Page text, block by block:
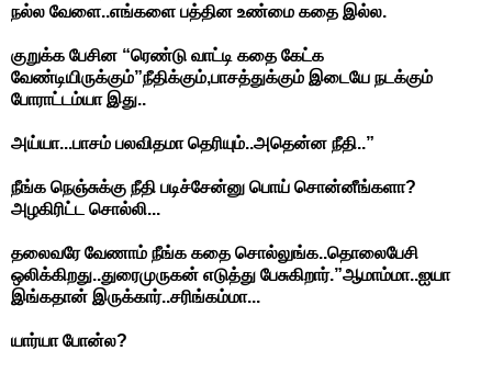
நல்ல வேளை..எங்களை பத்தின உண்மை கதை இல்ல.
குறுக்க பேசின “ரெண்டு வாட்டி கதை கேட்க
வேண்டியிருக்கும்”நீதிக்கும்,பாசத்துக்கும் இடையே நடக்கும்
போராட்டம்யா இது..
அய்யா...பாசம் பலவிதமா தெரியும்..அதென்ன நீதி..”
நீங்க நெஞ்சுக்கு நீதி படிச்சேன்னு பொய் சொன்னீங்களா?
அழகிரிட்ட சொல்லி...
தலைவரே வேணாம் நீங்க கதை சொல்லுங்க..தொலைபேசி
ஒலிக்கிறது..துரைமுருகன் எடுத்து பேசுகிறார்.”ஆமாம்மா..ஐயா
இங்கதான் இருக்கார்..சரிங்கம்மா...
யார்யா போன்ல?